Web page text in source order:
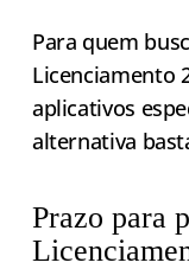
Para quem
Licenciamento
aplicativos
alternativa
Prazo para